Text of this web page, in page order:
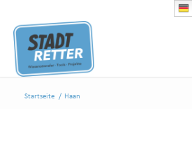
Startseite / Haan